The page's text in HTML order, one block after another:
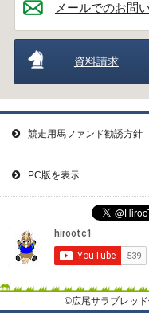
メールでのお問
資料請求
競走用馬ファンド勧誘方針
PC版を表示
©広尾サラブレッ